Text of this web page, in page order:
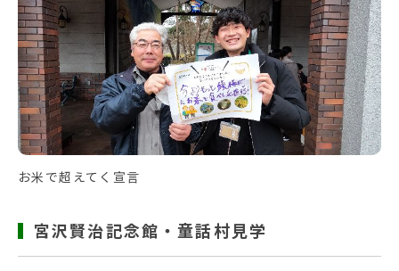
お米で超えてく宣言
宮沢賢治記念館・童話村見学